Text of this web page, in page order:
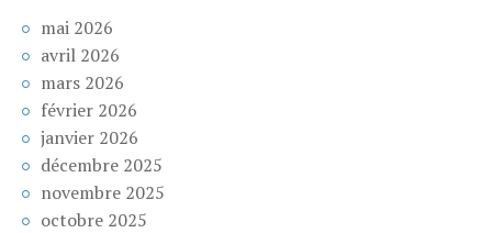
mai 2026
avril 2026
mars 2026
février 2026
janvier 2026
décembre 2025
novembre 2025
octobre 2025